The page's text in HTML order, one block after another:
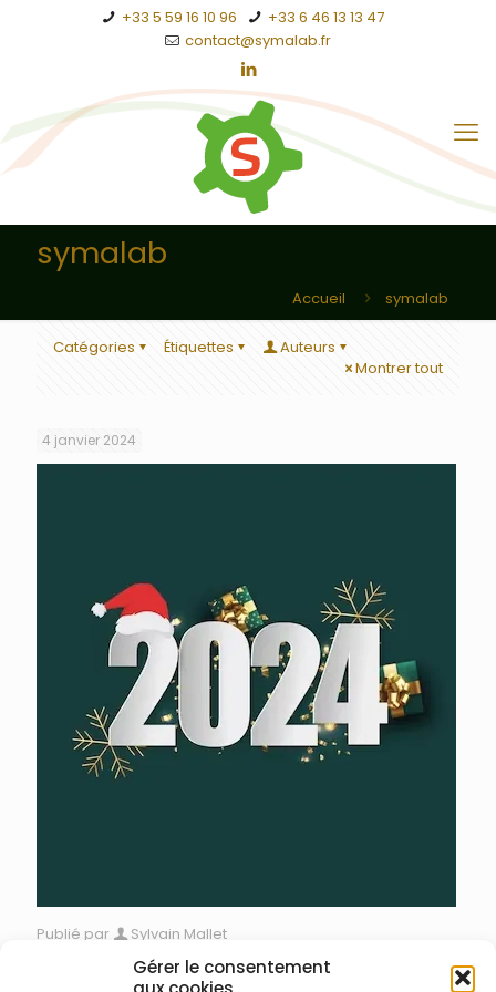
Gérer le consentement
+33 5 59 16 10 96
+33 6 46 13 13 47
contact@symalab.fr
symalab
Accueil symalab
Catégories Étiquettes
Auteurs
Montrer tout
4 janvier 2024
Publié par
Sylvain Mallet
Bonne année 2024